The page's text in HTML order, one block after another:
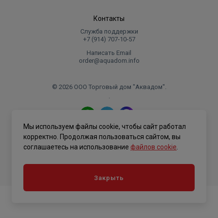
Контакты
Служба поддержки
+7 (914) 707‑10‑57
Написать Email
order@aquadom.info
© 2026 ООО Торговый дом "Аквадом".
.
Политика конфиденциальности
Мы используем файлы cookie, чтобы сайт работал
корректно. Продолжая пользоваться сайтом, вы
соглашаетесь на использование файлов cookie
Закрыть